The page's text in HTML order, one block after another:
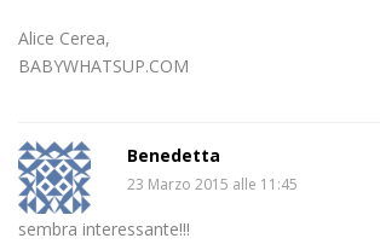
Alice Cerea,
BABYWHATSUP.COM
Benedetta
23 Marzo 2015 alle 11:45
sembra interessante!!!